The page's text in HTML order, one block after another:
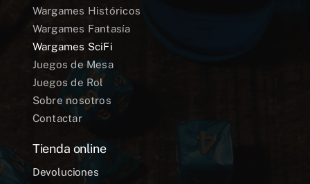
Wargames Históricos
Wargames Fantasía
Wargames SciFi
Juegos de Mesa
Juegos de Rol
Sobre nosotros
Contactar
Tienda online
Devoluciones